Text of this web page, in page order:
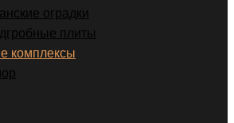
оградки
плиты
комплексы